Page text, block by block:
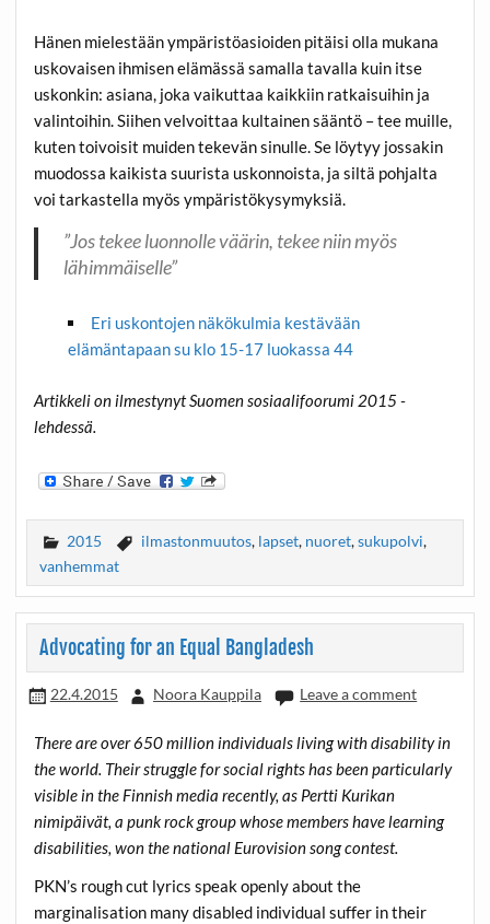
Hänen mielestään ympäristöasioiden pitäisi olla mukana
uskovaisen ihmisen elämässä samalla tavalla kuin itse
uskonkin: asiana, joka vaikuttaa kaikkiin ratkaisuihin ja
valintoihin. Siihen velvoittaa kultainen sääntö – tee muille,
kuten toivoisit muiden tekevän sinulle. Se löytyy jossakin
muodossa kaikista suurista uskonnoista, ja siltä pohjalta
voi tarkastella myös ympäristökysymyksiä.
”Jos tekee luonnolle väärin, tekee niin myös
lähimmäiselle”
Eri uskontojen näkökulmia kestävään
elämäntapaan su klo 15-17 luokassa 44
Artikkeli on ilmestynyt Suomen sosiaalifoorumi 2015 -
lehdessä.
2015 ilmastonmuutos, lapset, nuoret,sukupolvi,
vanhemmat
Advocating for an Equal Bangladesh
22.4.2015 Noora Kauppila Leave a comment
There are over 650 million individuals living with disability in
the world. Their struggle for social rights has been particularly
visible in the Finnish media recently, as Pertti Kurikan
nimipäivät, a punk rock group whose members have learning
disabilities, won the national Eurovision song contest.
PKN’s rough cut lyrics speak openly about the
marginalisation many disabled individual suffer in their